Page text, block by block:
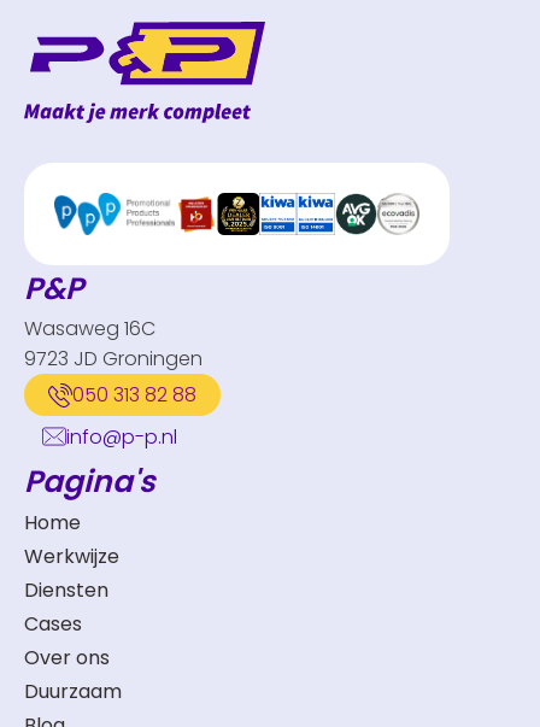
P&P
Wasaweg 16C
9723 JD Groningen
050 313 82 88
info@p-p.nl
Pagina's
Home
Werkwijze
Diensten
Cases
Over ons
Duurzaam